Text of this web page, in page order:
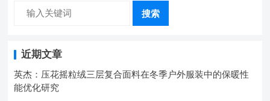
搜索
近期文章
英杰：压花摇粒绒三层复合面料在冬季户外服装中的保暖性
能优化研究